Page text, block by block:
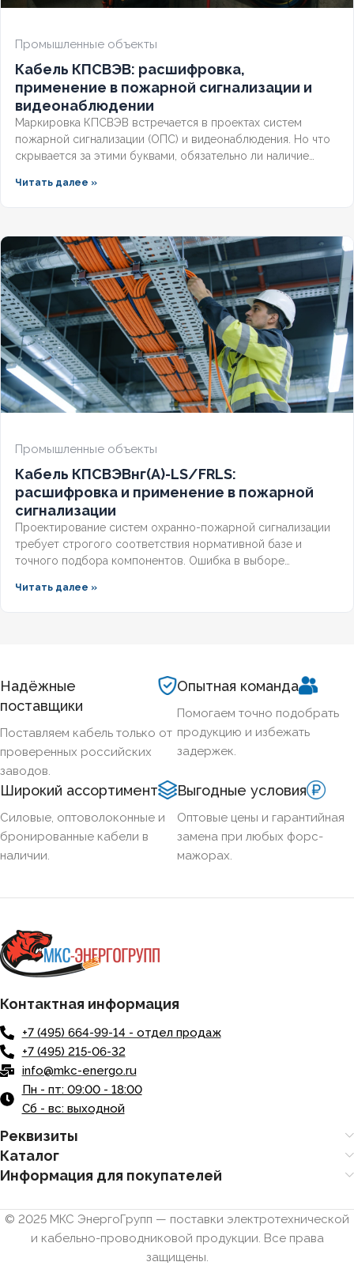
Промышленные объекты
Кабель КПСВЭВ: расшифровка,
применение в пожарной сигнализации и
видеонаблюдении
Маркировка КПСВЭВ встречается в проектах систем
пожарной сигнализации (ОПС) и видеонаблюдения. Но что
скрывается за этими буквами, обязательно ли наличие
требованиям СП и ГОСТ? Разберём полную расшифровку,
Читать далее »
Промышленные объекты
Кабель КПСВЭВнг(А)-LS/FRLS:
расшифровка и применение в пожарной
сигнализации
Проектирование систем охранно-пожарной сигнализации
требует строгого соответствия нормативной базе и
точного подбора компонентов. Ошибка в выборе
задымлении или массовым ложным срабатываниям из-за
Читать далее »
Надёжные
поставщики
Поставляем кабель только от
проверенных российских
заводов.
Опытная команда
Помогаем точно подобрать
продукцию и избежать
задержек.
Широкий ассортимент
Силовые, оптоволоконные и
бронированные кабели в
наличии.
Выгодные условия
Оптовые цены и гарантийная
замена при любых форс-
мажорах.
Контактная информация
+7 (495) 664-99-14 - отдел продаж
+7 (495) 215-06-32
info@mkc-energo.ru
Пн - пт: 09:00 - 18:00
Сб - вс: выходной
Реквизиты
Каталог
Информация для покупателей
© 2025 МКС ЭнергоГрупп — поставки электротехнической
и кабельно-проводниковой продукции. Все права
защищены.